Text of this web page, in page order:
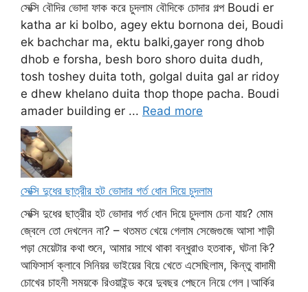
সেক্সি বৌদির ভোদা ফাক করে চুদলাম বৌদিকে চোদার গল্প Boudi er
katha ar ki bolbo, agey ektu bornona dei, Boudi
ek bachchar ma, ektu balki,gayer rong dhob
dhob e forsha, besh boro shoro duita dudh,
tosh toshey duita toth, golgal duita gal ar ridoy
e dhew khelano duita thop thope pacha. Boudi
amader building er ... Read more
সেক্সি দুধের ছাত্রীর হট ভোদার গর্ত ধোন দিয়ে চুদলাম
সেক্সি দুধের ছাত্রীর হট ভোদার গর্ত ধোন দিয়ে চুদলাম চেনা যায়? মোম
জ্বেলে তো দেখলেন না? – থতমত খেয়ে গেলাম সেজেগুজে আসা শাড়ী
পড়া মেয়েটার কথা শুনে, আমার সাথে থাকা বন্ধুরাও হতবাক, ঘটনা কি?
আফিসার্স ক্লাবে সিনিয়র ভাইয়ের বিয়ে খেতে এসেছিলাম, কিন্তু বাদামী
চোখের চাহনী সময়কে রিওয়াইন্ড করে দুবছর পেছনে নিয়ে গেল।আর্কির